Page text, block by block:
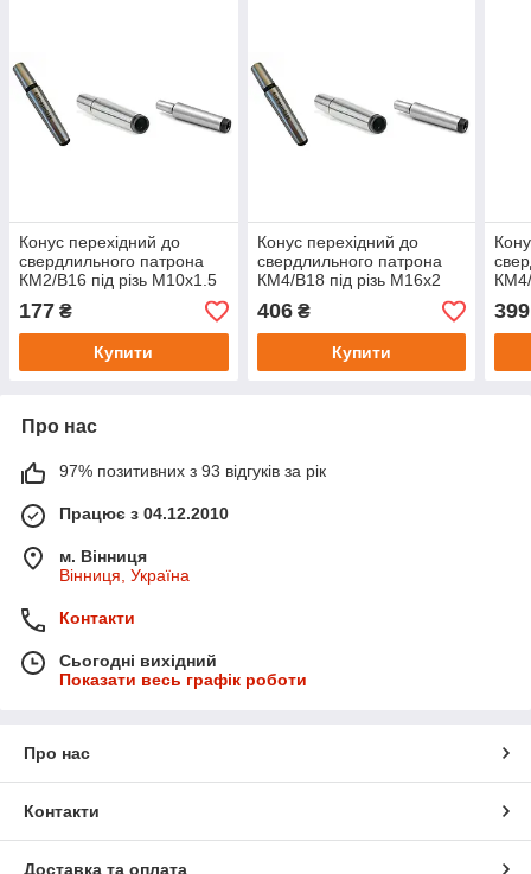
Конус перехідний до
свердлильного патрона
КМ2/В16 під різь М10х1.5
177 ₴
Купити
Конус перехідний до
свердлильного патрона
КМ4/В18 під різь М16х2
406₴
Купити
КМ4/
399
Про нас
97% позитивних з 93 відгуків за рік
Працює з 04.12.2010
м. Вінниця
Вінниця, Україна
Контакти
Сьогодні вихідний
Показати весь графік роботи
Про нас
Контакти
Доставка та оплата